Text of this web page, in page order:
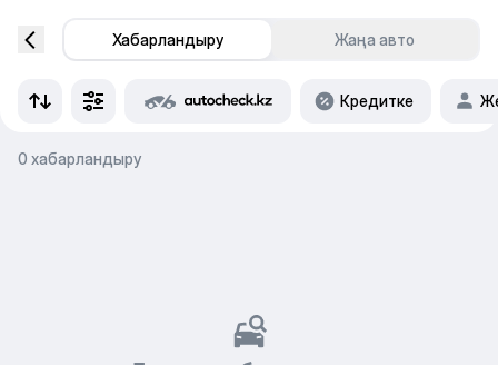
Хабарландыру Жаңа авто
Кредитке
0 хабарландыру